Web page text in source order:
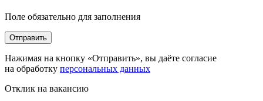
Поле обязательно для заполнения
Отправить
Нажимая на кнопку «Отправить», вы даёте согласие
на обработку персональных данных
Отклик на вакансию